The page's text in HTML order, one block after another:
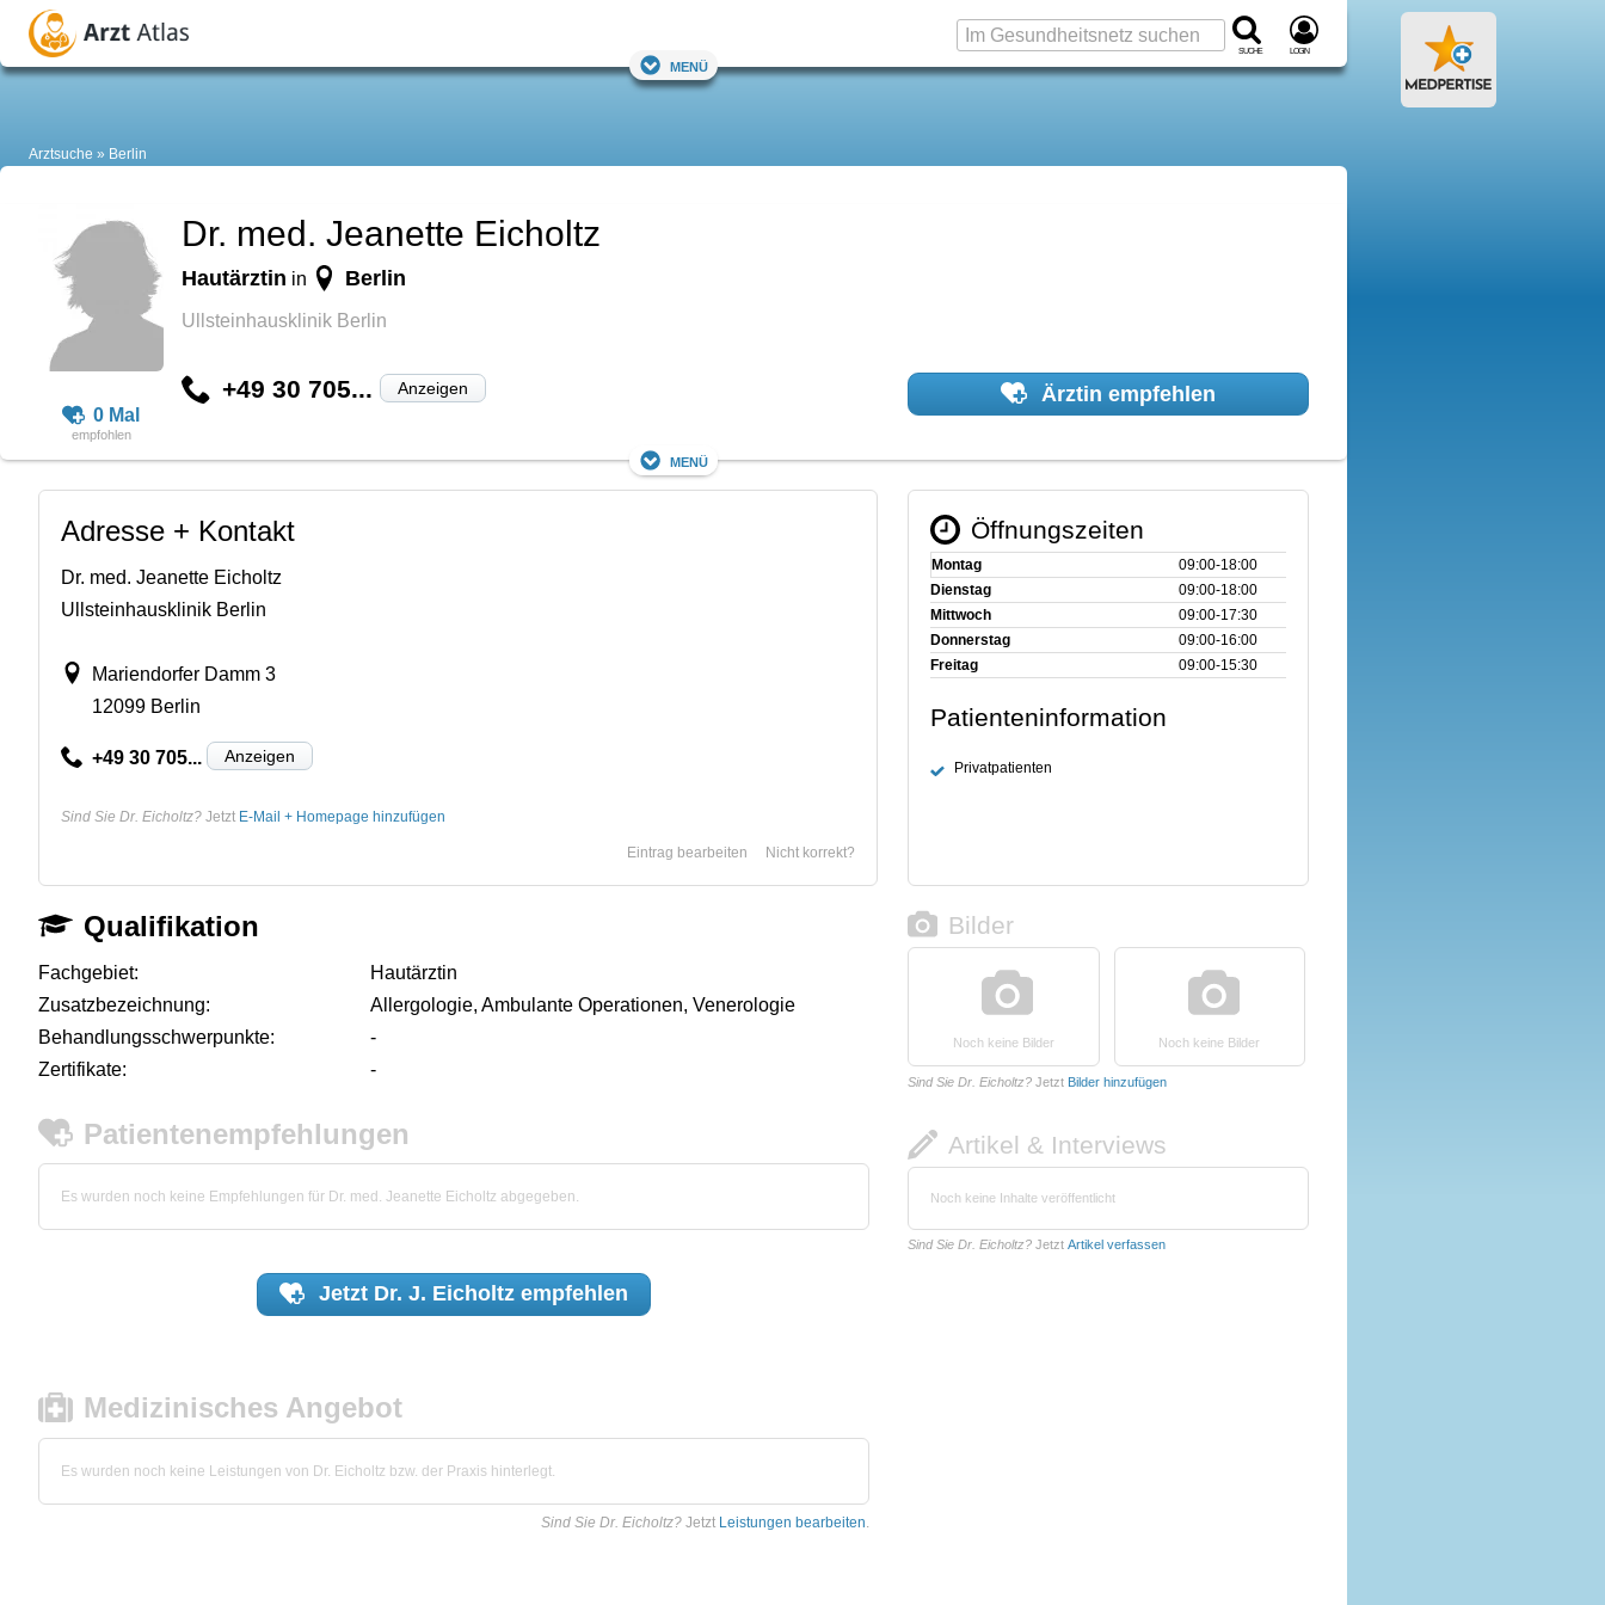
Suche Login
Menü
Arztsuche Berlin
0 Mal
Dr. med. Jeanette Eicholtz
Hautärztin in Berlin
Ullsteinhausklinik Berlin
+49 30 705... Anzeigen Ärztin empfehlen
Menü
Adresse + Kontakt
Dr. med. Jeanette Eicholtz
Ullsteinhausklinik Berlin
Mariendorfer Damm 3
12099 Berlin
+49 30 705... Anzeigen
Sind Sie Dr. Eicholtz? Jetzt E-Mail + Homepage hinzufügen
Nicht korrekt?
Eintrag bearbeiten
Öffnungszeiten
Montag
09:00‑18:00
Dienstag
09:00‑18:00
Mittwoch
09:00‑17:30
Donnerstag
09:00‑16:00
Freitag
09:00‑15:30
Patienteninformation
Privatpatienten
Qualifikation
Fachgebiet:
Hautärztin
Zusatzbezeichnung:
Allergologie, Ambulante Operationen, Venerologie
Behandlungsschwerpunkte:
-
Zertifikate:
-
Patientenempfehlungen
Es wurden noch keine Empfehlungen für Dr. med. Jeanette Eicholtz abgegeben.
Jetzt Dr. J. Eicholtz empfehlen
Medizinisches Angebot
Es wurden noch keine Leistungen von Dr. Eicholtz bzw. der Praxis hinterlegt.
Sind Sie Dr. Eicholtz? Jetzt Leistungen bearbeiten.
Bilder
Noch keine Bilder Noch keine Bilder
Sind Sie Dr. Eicholtz? Jetzt Bilder hinzufügen
Artikel & Interviews
Noch keine Inhalte veröffentlicht
Sind Sie Dr. Eicholtz? Jetzt Artikel verfassen